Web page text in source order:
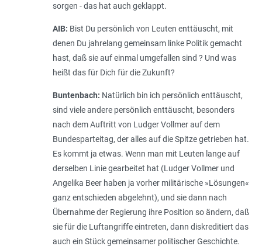
sorgen - das hat auch geklappt.
AIB: Bist Du persönlich von Leuten enttäuscht, mit
denen Du jahrelang gemeinsam linke Politik gemacht
hast, daß sie auf einmal umgefallen sind ? Und was
heißt das für Dich für die Zukunft?
Buntenbach: Natürlich bin ich persönlich enttäuscht,
sind viele andere persönlich enttäuscht, besonders
nach dem Auftritt von Ludger Vollmer auf dem
Bundesparteitag, der alles auf die Spitze getrieben hat.
Es kommt ja etwas. Wenn man mit Leuten lange auf
derselben Linie gearbeitet hat (Ludger Vollmer und
Angelika Beer haben ja vorher militärische »Lösungen«
ganz entschieden abgelehnt), und sie dann nach
Übernahme der Regierung ihre Position so ändern, daß
sie für die Luftangriffe eintreten, dann diskreditiert das
auch ein Stück gemeinsamer politischer Geschichte.